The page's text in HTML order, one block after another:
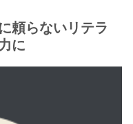
頼らないリテラ
に